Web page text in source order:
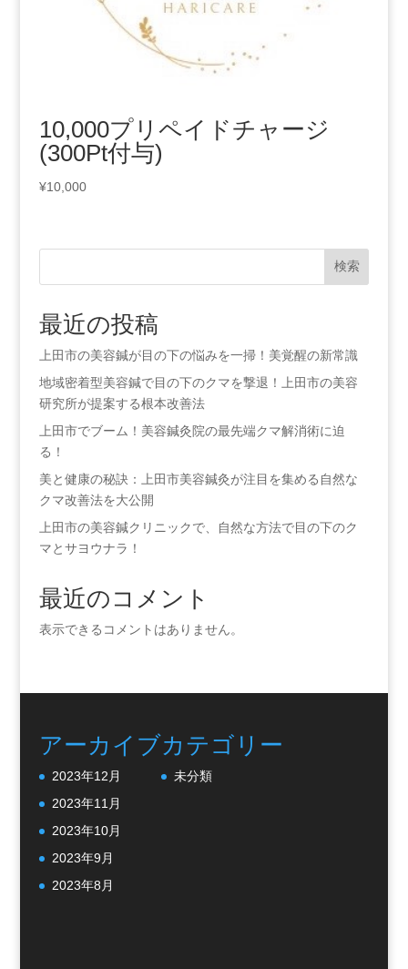
10,000プリペイドチャージ
(300Pt付与)
¥10,000
検索
最近の投稿
上田市の美容鍼が目の下の悩みを一掃！美覚醒の新常識
地域密着型美容鍼で目の下のクマを撃退！上田市の美容
研究所が提案する根本改善法
上田市でブーム！美容鍼灸院の最先端クマ解消術に迫
る！
美と健康の秘訣：上田市美容鍼灸が注目を集める自然な
クマ改善法を大公開
上田市の美容鍼クリニックで、自然な方法で目の下のク
マとサヨウナラ！
最近のコメント
表示できるコメントはありません。
アーカイブ
2023年12月
2023年11月
2023年10月
2023年9月
2023年8月
カテゴリー
未分類